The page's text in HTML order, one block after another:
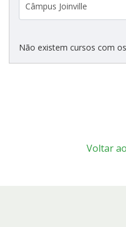
Não existem cursos com
Voltar